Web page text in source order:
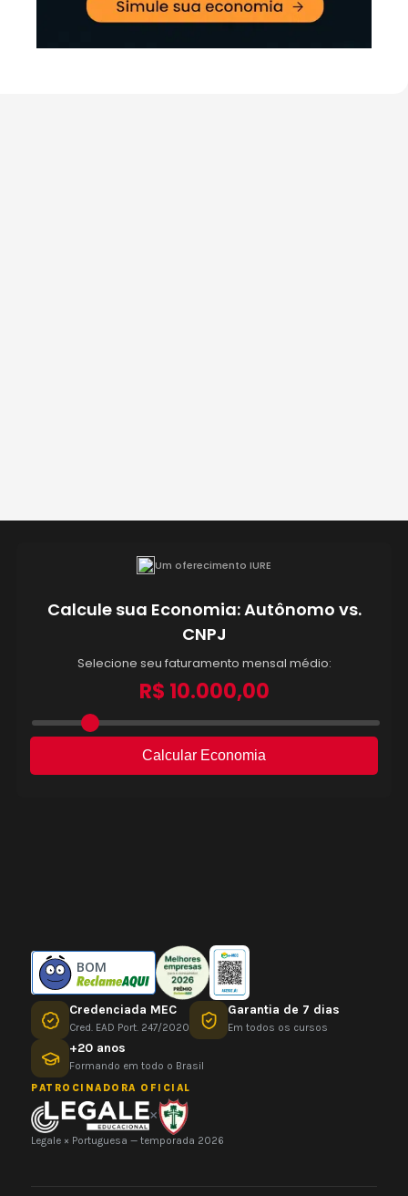
BOM
Credenciada MEC
Cred. EAD Port. 247/2020
Garantia de 7 dias
Em todos os cursos
+20 anos
Formando em todo o Brasil
PATROCINADORA OFICIAL
×
Legale × Portuguesa — temporada 2026